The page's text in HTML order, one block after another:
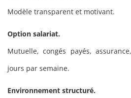
Modèle transparent et motivant.
Option salariat.
Mutuelle, congés payés,
jours par semaine.
Environnement structuré.